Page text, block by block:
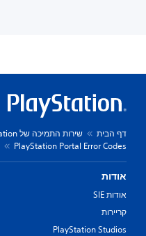
דף הבית שירות התמיכה של PlayStation
PlayStation Portal Error Codes
אודות
אודות SIE
קריירות
PlayStation Studios